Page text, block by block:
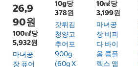
26,9
90원
100㎖당
5,932원
마녀공
장 퓨어
10g당
378원
갓튀김
청양고
추어포
900g
(60g X
10㎖당
3,199원
마녀공
장 비피
다 바이
옴 콤플
렉스 앰